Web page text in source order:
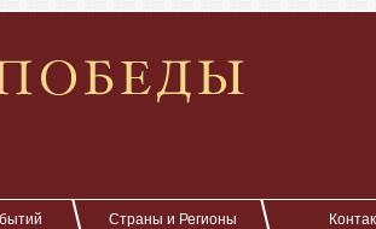
Страны и Регионы